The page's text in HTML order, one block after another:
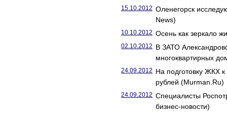
15.10.2012 Оленегорск
News)
10.10.2012 Осень как зеркало
02.10.2012 В ЗАТО
многоквартирных
24.09.2012 На подготовку ЖКХ
рублей (Murman.Ru)
24.09.2012 Специалисты
бизнес-новости)